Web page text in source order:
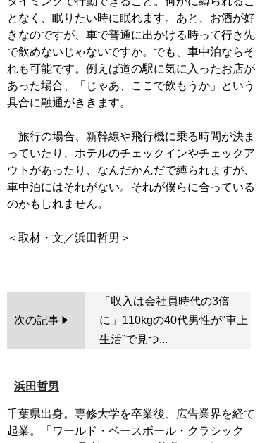
となく、眠りたい時に眠れます。あと、お酒が好
きなのですが、車で普通に出かける時って行き先
で飲めないじゃないですか。でも、車中泊ならそ
れも可能です。例えば道の駅に気に入ったお店が
あった場合、「じゃあ、ここで飲もうか」という
具合に融通がききます。
旅行の場合、新幹線や飛行機に乗る時間が決ま
っていたり、ホテルのチェックインやチェックア
ウトがあったり、なんだかんだで縛られますが、
車中泊にはそれがない。それが僕らに合っている
のかもしれません。
＜取材・文／浜田哲男＞
次の記事
「収入は会社員時代の3倍
に」110kgの40代男性が“車上
生活”で見つ...
浜田哲男
千葉県出身。専修大学を卒業後、広告業界を経て
起業。「ワールド・ベースボール・クラシック